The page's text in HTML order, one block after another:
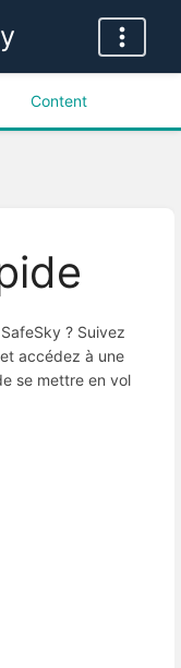
Content
? Suivez
accédez à une
se mettre en vol